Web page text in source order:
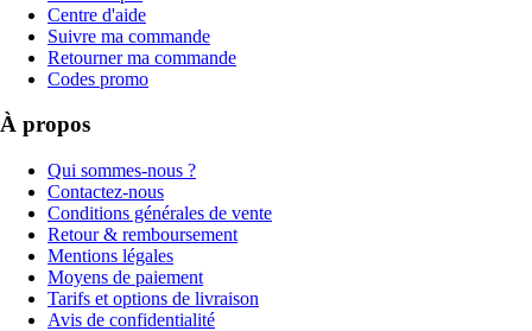
Centre d'aide
Suivre ma commande
Retourner ma commande
Codes promo
À propos
Qui sommes-nous ?
Contactez-nous
Conditions générales de vente
Retour & remboursement
Mentions légales
Moyens de paiement
Tarifs et options de livraison
Avis de confidentialité